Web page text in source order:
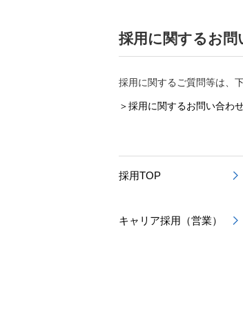
採用に関するお問
採用に関するご質問等は、
＞採用に関するお問い合わ
採用TOP
キャリア採用（営業）